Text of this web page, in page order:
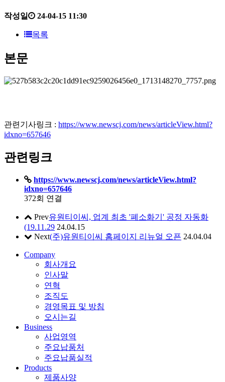
작성일 24-04-15 11:30
목록
본문
관련기사링크 : https://www.newscj.com/news/articleView.html?
idxno=657646
관련링크
https://www.newscj.com/news/articleView.html?
idxno=657646
372회 연결
Prev유원티이씨, 업계 최초 '폐소화기' 공정 자동화
(19.11.29 24.04.15
Next(주)유원티이씨 홈페이지 리뉴얼 오픈 24.04.04
Company
회사개요
인사말
연혁
조직도
경영목표 및 방침
오시는길
Business
사업영역
주요납품처
주요납품실적
Products
제품사양